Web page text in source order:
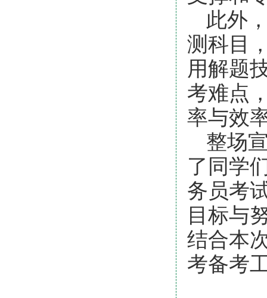
此外
测科目
用解题
考难点
率与效
整场
了同学
务员考
目标与
结合本
考备考